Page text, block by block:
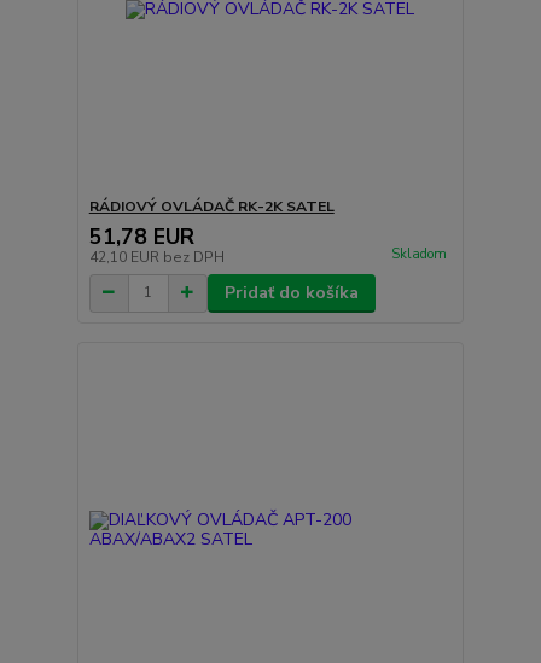
RÁDIOVÝ OVLÁDAČ RK-2K SATEL
51,78 EUR
42,10 EUR bez DPH Skladom
Pridať do košíka